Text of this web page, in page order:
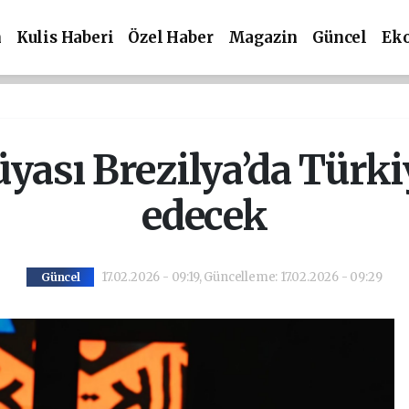
Kulis Haberi Özel Haber Magazin Güncel
Brezilya’da
edecek
Güncel 17.02.2026 - 09:19, Güncelleme: 17.02.2026 - 09:29